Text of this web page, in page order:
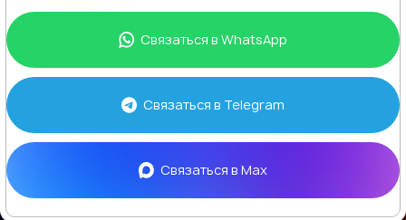
Связаться вWhatsApp
Связаться в Telegram
Связаться вMax